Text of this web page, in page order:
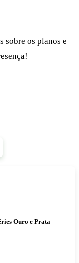
sobre os planos e
Ouro e Prata